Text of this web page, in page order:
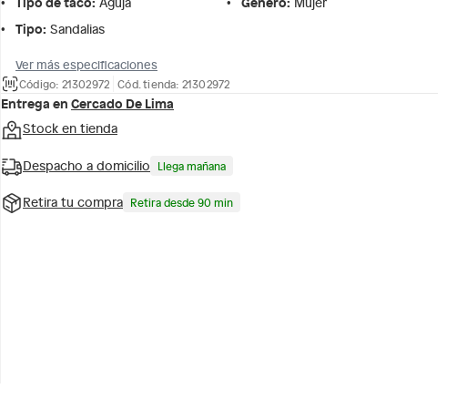
Tipo: Sandalias
Ver más especificaciones
Código: 21302972 Cód. tienda: 21302972
Entrega en Cercado De Lima
Stock en tienda
Despacho a domicilio Llega mañana
Retira tu compra Retira desde 90 min